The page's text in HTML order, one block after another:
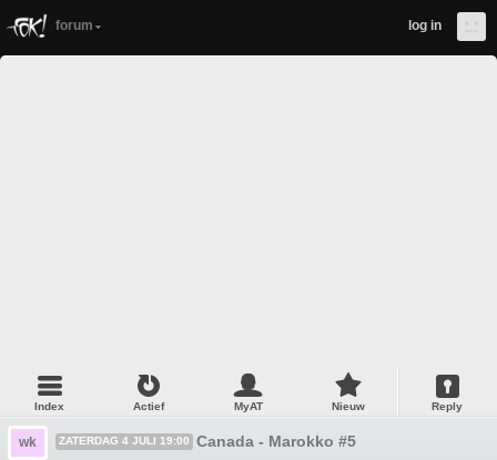
forum log in
Index Actief MyAT Nieuw Reply
wk ZATERDAG 4 JULI 19:00 Canada - Marokko #5